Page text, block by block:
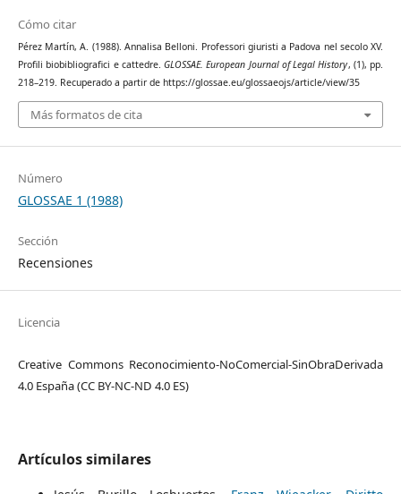
Cómo citar
Pérez Martín, A. (1988). Annalisa Belloni. Professori giuristi a Padova nel secolo XV.
Profili biobibliografici e cattedre.GLOSSAE. European Journal of Legal History, (1), pp.
218–219. Recuperado a partir de https://glossae.eu/glossaeojs/article/view/35
Más formatos de cita
Número
GLOSSAE 1 (1988)
Sección
Recensiones
Licencia
Creative Commons Reconocimiento-NoComercial-SinObraDerivada
4.0 España (CC BY-NC-ND 4.0 ES)
Artículos similares